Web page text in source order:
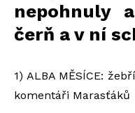
nepohnuly
čerň a v ní
1) ALBA MĚSÍCE:
komentáři Marasťáků